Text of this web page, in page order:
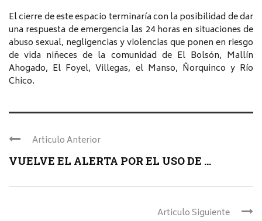
El cierre de este espacio terminaría con la posibilidad de dar
una respuesta de emergencia las 24 horas en situaciones de
abuso sexual, negligencias y violencias que ponen en riesgo
de vida niñeces de la comunidad de El Bolsón, Mallín
Ahogado, El Foyel, Villegas, el Manso, Ñorquinco y Río
Chico.
Articulo Anterior
VUELVE EL ALERTA POR EL USO DE ...
Articulo Siguiente